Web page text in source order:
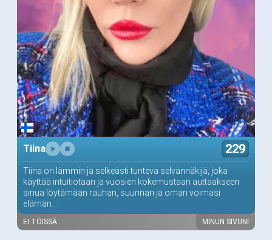
Tiina 229
Tiina on lämmin ja selkeästi tunteva selvännäkijä, joka
käyttää intuitiotaan ja vuosien kokemustaan auttaakseen
sinua löytämään rauhan, suunnan ja oman voimasi
elämän...
EI TÖISSÄ MINUN SIVUNI